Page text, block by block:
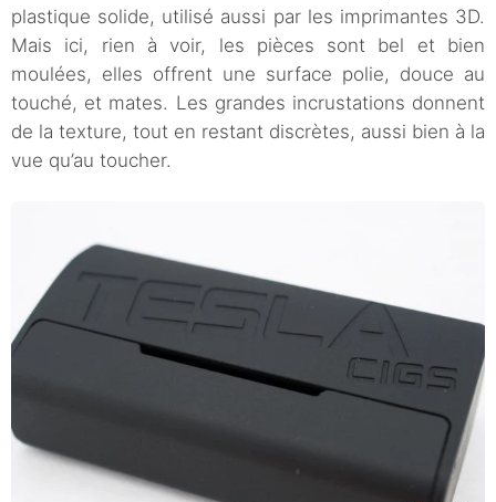
plastique solide, utilisé aussi par les imprimantes 3D.
Mais ici, rien à voir, les pièces sont bel et bien
moulées, elles offrent une surface polie, douce au
touché, et mates. Les grandes incrustations donnent
de la texture, tout en restant discrètes, aussi bien à la
vue qu’au toucher.